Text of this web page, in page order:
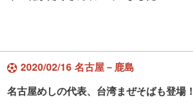
2020/02/16 名古屋－鹿島
名古屋めしの代表、台湾まぜそばも登場！